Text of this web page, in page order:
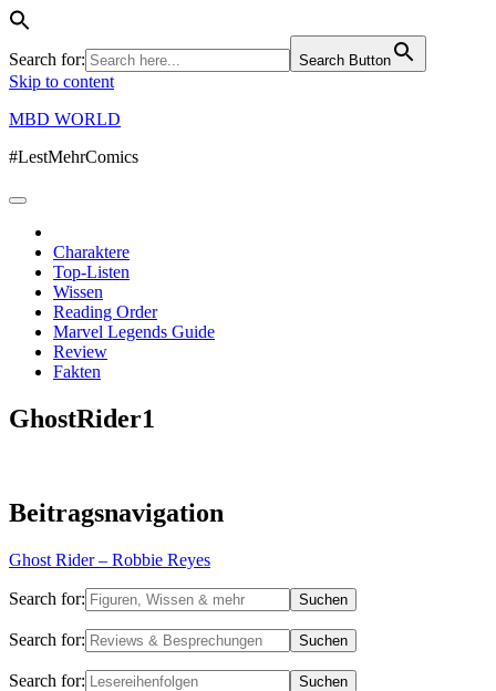
Search for: Search Button
Skip to content
MBD WORLD
#LestMehrComics
Charaktere
Top-Listen
Wissen
Reading Order
Marvel Legends Guide
Review
Fakten
GhostRider1
Beitragsnavigation
Ghost Rider – Robbie Reyes
Search for:
Search for:
Search for: